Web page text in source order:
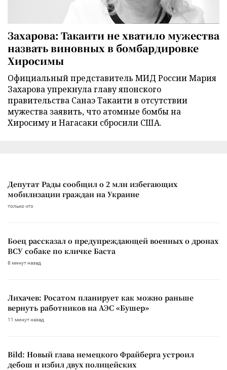
Захарова: Такаити не хватило мужества
назвать виновных в бомбардировке
Хиросимы
Официальный представитель МИД России Мария
Захарова упрекнула главу японского
правительства Санаэ Такаити в отсутствии
мужества заявить, что атомные бомбы на
Хиросиму и Нагасаки сбросили США.
Депутат Рады сообщил о 2 млн избегающих
мобилизации граждан на Украине
только что
Боец рассказал о предупреждающей военных о дронах
ВСУ собаке по кличке Баста
8 минут назад
Лихачев: Росатом планирует как можно раньше
вернуть работников на АЭС «Бушер»
11 минут назад
Bild: Новый глава немецкого Фрайберга устроил
дебош и избил двух полицейских